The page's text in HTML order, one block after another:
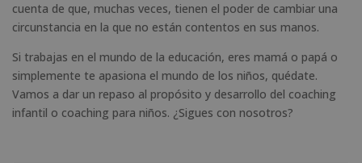
cuenta de que, muchas veces, tienen el poder de cambiar una
circunstancia en la que no están contentos en sus manos.
Si trabajas en el mundo de la educación, eres mamá o papá o
simplemente te apasiona el mundo de los niños, quédate.
Vamos a dar un repaso al propósito y desarrollo del coaching
infantil o coaching para niños. ¿Sigues con nosotros?